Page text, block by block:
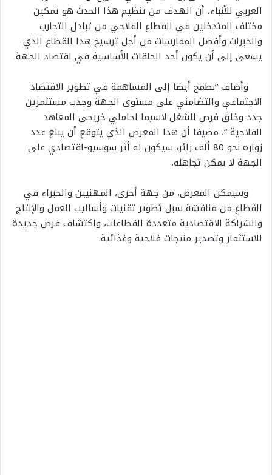
العربي للأنباء، أن الهدف من تنظيم هذا الحدث هو تمكين
مختلف المتدخلين في القطاع الفلاحي من تبادل التجارب
والخبرات وأفضل الممارسات من أجل ترسيخ هذا القطاع الذي
يسعى إلى أن يكون أحد الحلقات الأساسية في اقتصاد الجهة.
وأضاف “نطمح أيضا إلى المساهمة في تطوير الاقتصاد
الاجتماعي والتضامني على مستوى الجهة وجذب مستثمرين
جدد وخلق فرص للشغل لاسيما لحاملي خريجي المعاهد
الفلاحية “، مضيفا أن هذا المعرض الذي يتوقع أن يبلغ عدد
زواره نحو 80 ألف زائر، سيكون له أثر سوسيو-اقتصادي على
الجهة لا يمكن تجاهله.
وسيمكن المعرض، من جهة أخرى، المهنيين والخبراء في
القطاع من مناقشة سبل تطوير تقنيات وأساليب العمل والإنتاج
والشراكة الاقتصادية متعددة القطاعات، واكتشاف فرص جديدة
للاستثمار وتصدير منتجات فلاحية وغذائية.